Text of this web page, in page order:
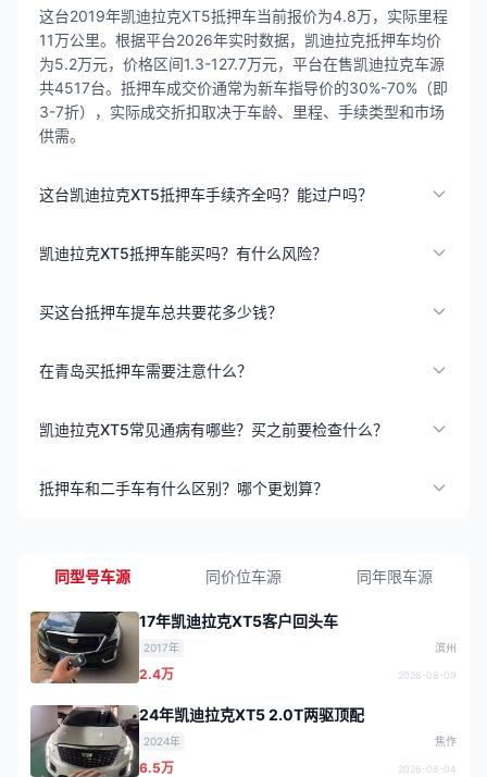
这台2019年凯迪拉克XT5抵押车当前报价为4.8万，实际里程
11万公里。根据平台2026年实时数据，凯迪拉克抵押车均价
为5.2万元，价格区间1.3-127.7万元，平台在售凯迪拉克车源
共4517台。抵押车成交价通常为新车指导价的30%-70%（即
3-7折），实际成交折扣取决于车龄、里程、手续类型和市场
供需。
这台凯迪拉克XT5抵押车手续齐全吗？能过户吗？
凯迪拉克XT5抵押车能买吗？有什么风险？
买这台抵押车提车总共要花多少钱？
在青岛买抵押车需要注意什么？
凯迪拉克XT5常见通病有哪些？买之前要检查什么？
抵押车和二手车有什么区别？哪个更划算？
同型号车源 同价位车源 同年限车源
17年凯迪拉克XT5客户回头车
2017年 滨州
2.4万 2026-08-09
24年凯迪拉克XT5 2.0T两驱顶配
2024年 焦作
6.5万 2026-08-04